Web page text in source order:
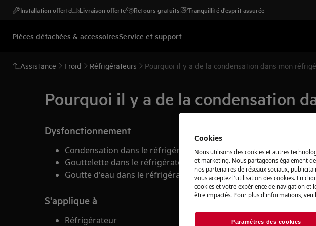
Installation offerte Livraison offerte Retours gratuits Tranquillité d'esprit assurée
Pièces détachées & accessoiresService et support
Assistance Froid Réfrigérateurs Pourquoi il y a de la condensation dans mon
Pourquoi il y a de la condensation
Dysfonctionnement
Condensation dans le réfrigérateur
Gouttelette dans le réfrigérateur
Goutte d'eau dans le réfrigérateur
S'applique à
Réfrigérateur
Cookies
Nous utilisons des cookies et autres
et marketing. Nous partageons également
nos partenaires de réseaux sociaux,
vous acceptez l'utilisation des cookies. En
cookies et votre expérience de navigation et
être impactés. Pour plus d'informations,
Paramètres des cookies